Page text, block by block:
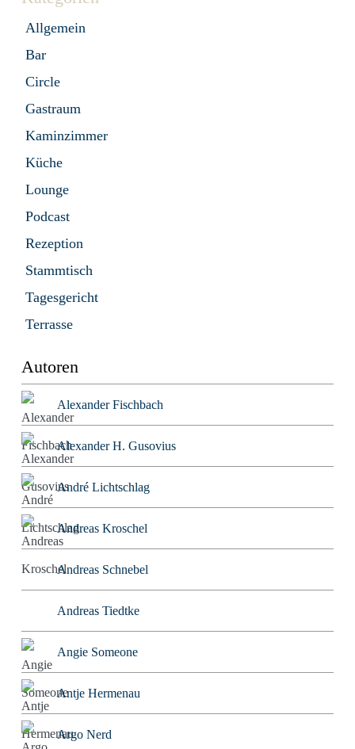
Allgemein
Bar
Circle
Gastraum
Kaminzimmer
Küche
Lounge
Podcast
Rezeption
Stammtisch
Tagesgericht
Terrasse
Autoren
Alexander Fischbach
Alexander H. Gusovius
André Lichtschlag
Andreas Kroschel
Andreas Schnebel
Andreas Tiedtke
Angie Someone
Antje Hermenau
Argo Nerd